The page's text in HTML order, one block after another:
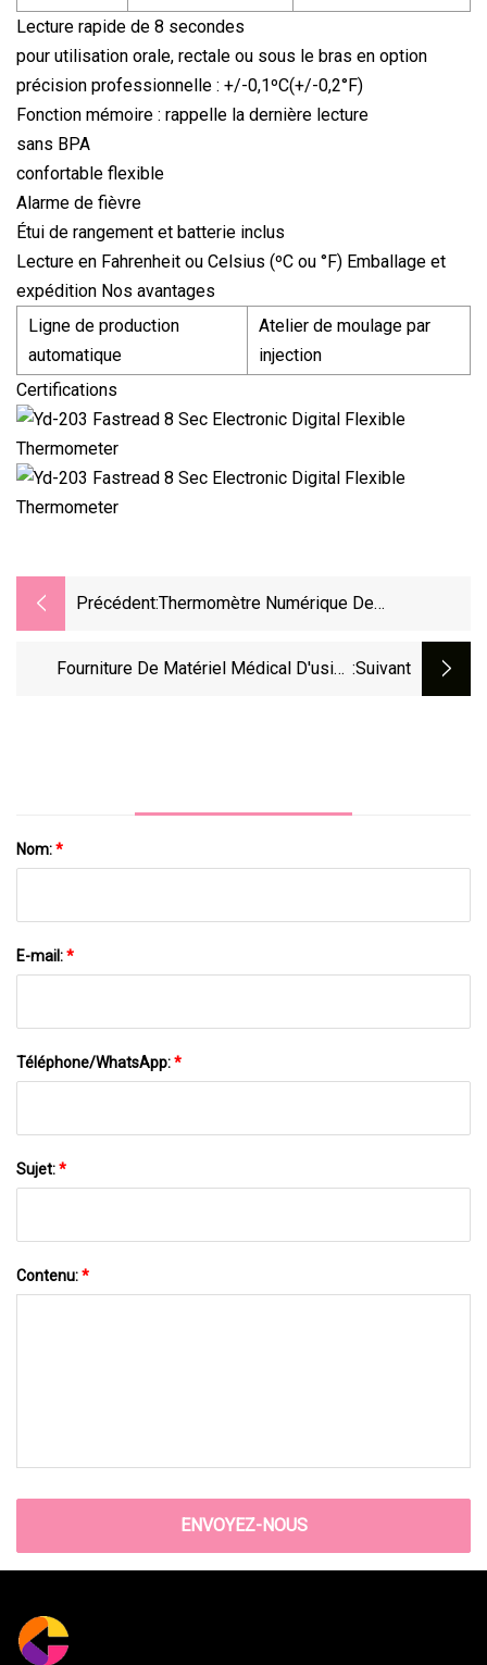
Lecture rapide de 8 secondes
pour utilisation orale, rectale ou sous le bras en option
précision professionnelle : +/-0,1ºC(+/-0,2°F)
Fonction mémoire : rappelle la dernière lecture
sans BPA
confortable flexible
Alarme de fièvre
Étui de rangement et batterie inclus
Lecture en Fahrenheit ou Celsius (ºC ou °F) Emballage et
expédition Nos avantages
Ligne de production
automatique
Atelier de moulage par
injection
Certifications
Précédent:Thermomètre Numérique De
Fourniture De Matériel Médical D'usine :suivant
Nom:*
E-mail:*
Téléphone/WhatsApp:*
Sujet:*
Contenu:*
ENVOYEZ-NOUS